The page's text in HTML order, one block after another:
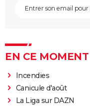
EN CE MOMENT
Incendies
Canicule d'août
La Liga sur DAZN